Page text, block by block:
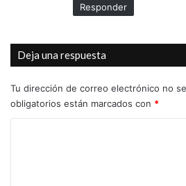
Responder
Deja una respuesta
Tu dirección de correo electrónico no
obligatorios están marcados con *